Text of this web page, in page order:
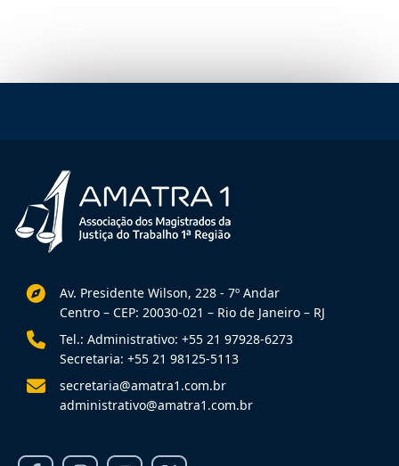
Av. Presidente Wilson, 228 - 7º Andar
Centro – CEP: 20030-021 – Rio de Janeiro – RJ
Tel.: Administrativo: +55 21 97928-6273
Secretaria: +55 21 98125-5113
secretaria@amatra1.com.br
administrativo@amatra1.com.br